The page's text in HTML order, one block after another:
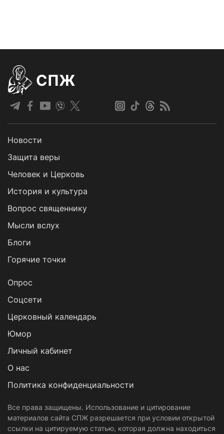
СПЖ
Новости
Защита веры
Человек и Церковь
История и культура
Вопрос священнику
Мысли вслух
Блоги
Горячие точки
Опрос
Cоцсети
Церковный календарь
Юмор
Личный кабинет
О нас
Политика конфиденциальности
Все права защищены. Использование и цитирование
материалов сайта СПЖ разрешается при условии открытой
ссылки на цитируемую статью, которая должна находиться